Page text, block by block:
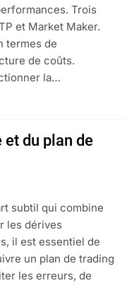
Trois
et Market Maker.
termes de
de coûts.
la…
et du plan de
subtil qui combine
les dérives
il est essentiel de
un plan de trading
les erreurs, de